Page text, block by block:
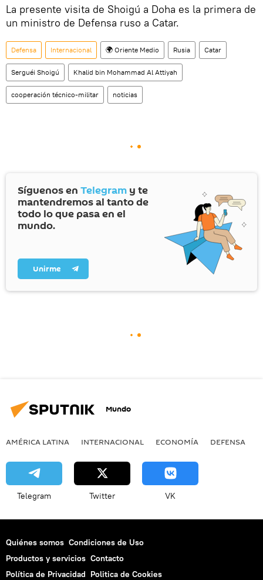
La presente visita de Shoigú a Doha es la primera de
un ministro de Defensa ruso a Catar.
Defensa Internacional 🌍 Oriente Medio Rusia Catar
Serguéi Shoigú Khalid bin Mohammad Al Attiyah
cooperación técnico-militar noticias
Síguenos en Telegram y te
mantendremos al tanto de
todo lo que pasa en el
mundo.
Unirme
Mundo
AMÉRICA LATINA INTERNACIONAL ECONOMÍA DEFENSA
Telegram Twitter VK
Quiénes somos Condiciones de Uso
Productos y servicios Contacto
Política de Privacidad Politica de Cookies